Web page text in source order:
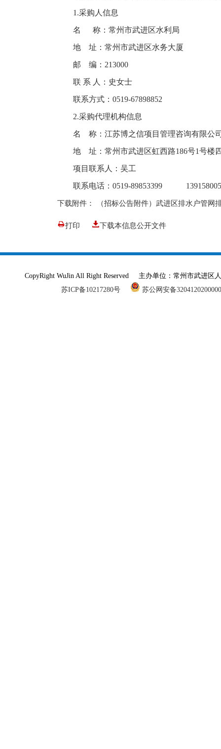
1.采购人信息
名 称：常州市武进区水利局
地 址：常州市武进区水务大厦
邮 编：213000
联 系 人：史女士
联系方式：0519-67898852
2.采购代理机构信息
名 称：江苏博之信项目管理咨询有限公
地 址：常州市武进区虹西路186号1号楼
项目联系人：吴工
联系电话：0519-89853399
下载附件： （招标公告附件）武进区排水户管网
打印 下载本信息公开文件
CopyRight WuJin All Right Reserved 主办单位：常州市武进
苏ICP备10217280号
苏公网安备